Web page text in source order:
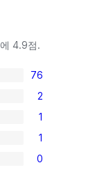
4.9점.
76
2
1
1
0